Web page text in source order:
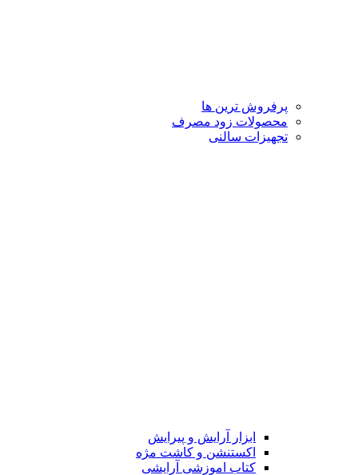
پرفروش ترین ها
محصولات زود مصرف
تجهیزات سالنی
ابزار آرایش و پیرایش
اکستنشن و کاشت مژه
کتاب اموزشی آرایشی